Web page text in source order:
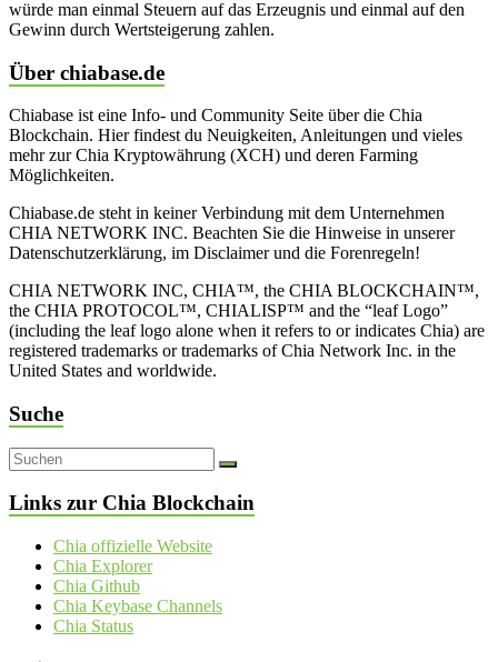
würde man einmal Steuern auf das Erzeugnis und einmal auf den
Gewinn durch Wertsteigerung zahlen.
Über chiabase.de
Chiabase ist eine Info- und Community Seite über die Chia
Blockchain. Hier findest du Neuigkeiten, Anleitungen und vieles
mehr zur Chia Kryptowährung (XCH) und deren Farming
Möglichkeiten.
Chiabase.de steht in keiner Verbindung mit dem Unternehmen
CHIA NETWORK INC. Beachten Sie die Hinweise in unserer
Datenschutzerklärung, im Disclaimer und die Forenregeln!
CHIA NETWORK INC, CHIA™, the CHIA BLOCKCHAIN™,
the CHIA PROTOCOL™, CHIALISP™ and the “leaf Logo”
(including the leaf logo alone when it refers to or indicates Chia) are
registered trademarks or trademarks of Chia Network Inc. in the
United States and worldwide.
Suche
Links zur Chia Blockchain
Chia offizielle Website
Chia Explorer
Chia Github
Chia Keybase Channels
Chia Status